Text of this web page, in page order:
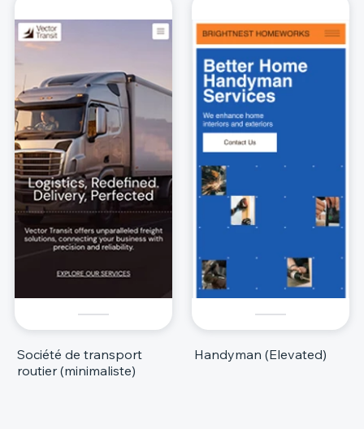
Société de transport
routier (minimaliste)
Handyman (Elevated)